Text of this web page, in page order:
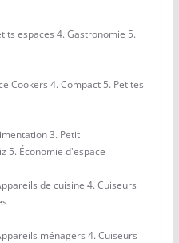
espaces 4. Gastronomie 5.
Cookers 4. Compact 5. Petites
3. Petit
5. Économie d'espace
de cuisine 4. Cuiseurs
ménagers 4. Cuiseurs